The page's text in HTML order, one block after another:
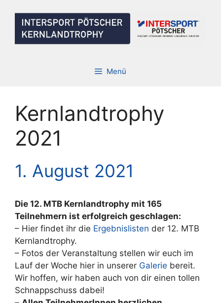
springen
Menü
Kernlandtrophy
2021
1. August 2021
Die 12. MTB Kernlandtrophy mit 165
Teilnehmern ist erfolgreich geschlagen:
– Hier findet ihr die Ergebnislisten der 12. MTB
Kernlandtrophy.
– Fotos der Veranstaltung stellen wir euch im
Lauf der Woche hier in unserer Galerie bereit.
Wir hoffen, wir haben auch von dir einen tollen
Schnappschuss dabei!